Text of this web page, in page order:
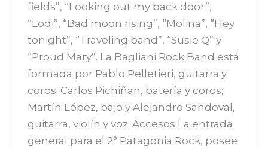
fields”, “Looking out my back door”,
“Lodi”, “Bad moon rising”, “Molina”, “Hey
tonight”, “Traveling band”, “Susie Q” y
“Proud Mary”. La Bagliani Rock Band está
formada por Pablo Pelletieri, guitarra y
coros; Carlos Pichiñan, batería y coros;
Martín López, bajo y Alejandro Sandoval,
guitarra, violín y voz. Accesos La entrada
general para el 2° Patagonia Rock, posee